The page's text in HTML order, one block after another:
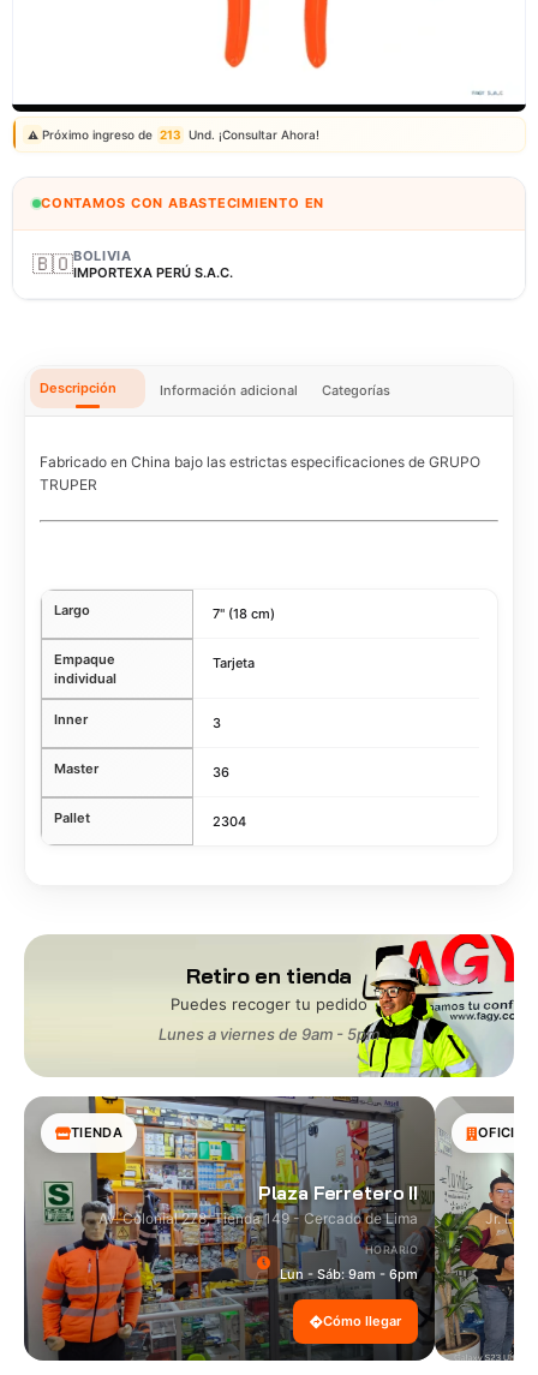
⚠️ Próximo ingreso de 213 Und. ¡Consultar Ahora!
CONTAMOS CON ABASTECIMIENTO EN
🇧🇴BOLIVIA
IMPORTEXA PERÚ S.A.C.
Descripción Información adicional Categorías
Fabricado en China bajo las estrictas especificaciones de GRUPO
TRUPER
Largo 7" (18 cm)
Empaque
individual
Tarjeta
Inner 3
Master 36
Pallet 2304
Retiro en tienda
Puedes recoger tu pedido
Lunes a viernes de 9am - 5pm
TIENDA
Plaza Ferretero II
Av. Colonial 278, Tienda 149 - Cercado de Lima
HORARIO
Lun - Sáb: 9am - 6pm
Cómo llegar
OFICINA
Jr. Las